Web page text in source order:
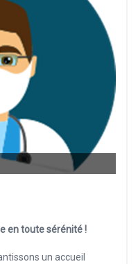
en toute sérénité !
un accueil